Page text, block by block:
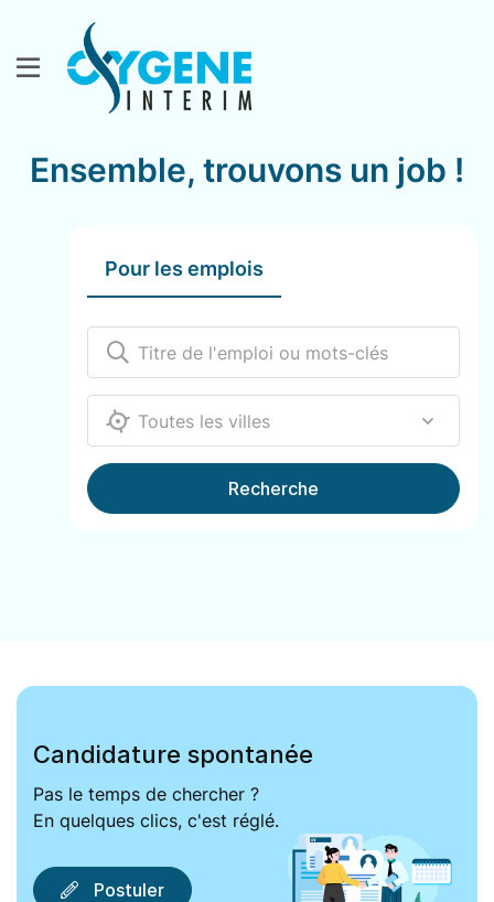
Ensemble, trouvons un job !
Pour les emplois
12000
Recherche
Candidature spontanée
Pas le temps de chercher ?
En quelques clics, c'est réglé.
Postuler